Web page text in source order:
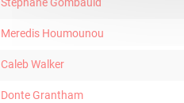
Meredis Houmounou
Caleb Walker
Donte Grantham